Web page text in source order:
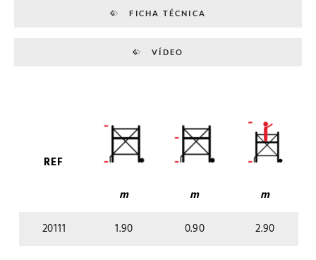
FICHA TÉCNICA
VÍDEO
REF
m
m m
20111 1.90 0.90 2.90